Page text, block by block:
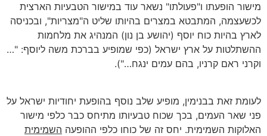
מישור הופעתו ו"פעולתו" נשאר עוד במישור הטבעיות הארצית
לכשעצמה, המתבטא במצרים בהיותו שליט ה"מצריות", ובכניסה
לארץ בהיות כוח יוסף (יהושע בן נון) המנהיג את מלחמות
ההשתלטות על ארץ ישראל (כפי שמופיע בברכת משה ליוסף: "…
וקרני ראם קרניו, בהם עמים ינגח…").
לעומת זאת בבנימין, מופיע שלב נוסף בהופעת יחודיות ישראל על
פני שאר העמים, בכך שכוח טבעיותו מתיחס כבר כלפי מישור
האלוקות השמימית. יחס זה של כוחו כלפי ההופעה השמימית